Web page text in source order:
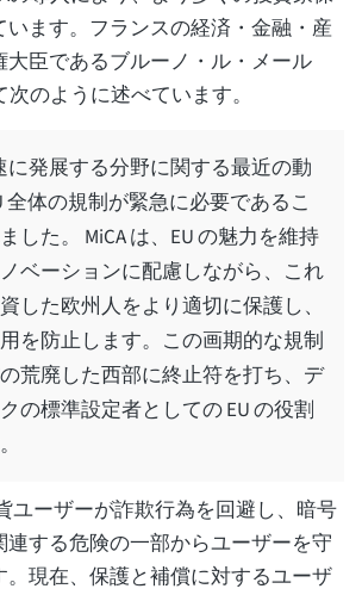
ます。フランスの経済・金融・産
臣であるブルーノ・ル・メール
次のように述べています。
に発展する分野に関する最近の動
全体の規制が緊急に必要であるこ
した。 MiCA は、EU の魅力を維持
ベーションに配慮しながら、これ
した欧州人をより適切に保護し、
を防止します。この画期的な規制
荒廃した西部に終止符を打ち、デ
の標準設定者としての EU の役割
ユーザーが詐欺行為を回避し、暗号
連する危険の一部からユーザーを守
。現在、保護と補償に対するユーザ